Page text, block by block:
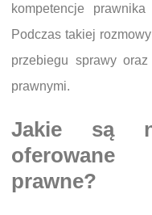
kompetencje
Podczas takiej
przebiegu sprawy
prawnymi.
Jakie są
oferowane
prawne?